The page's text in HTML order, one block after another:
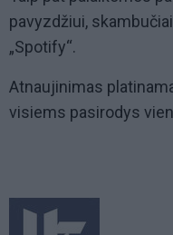
pavyzdžiui,
„Spotify“.
Atnaujinimas
visiems pasirodys